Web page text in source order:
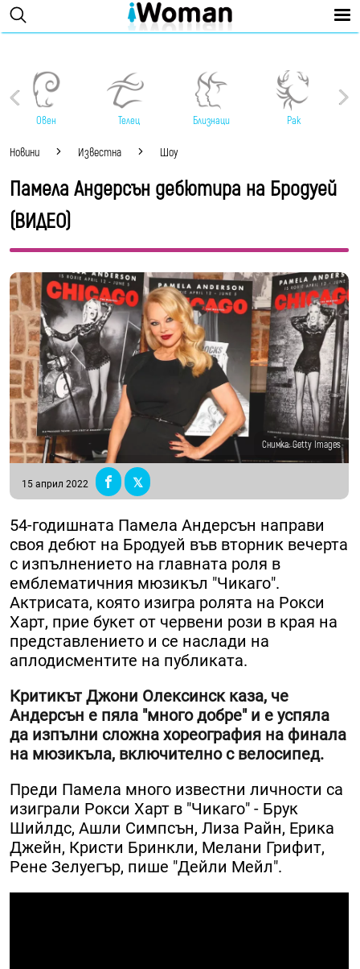
Овен Телец Близнаци Рак
Новини Известна Шоу
Памела Андерсън дебютира на Бродуей
(ВИДЕО)
Снимка: Getty Images
15 април 2022
54-годишната Памела Андерсън направи
своя дебют на Бродуей във вторник вечерта
с изпълнението на главната роля в
емблематичния мюзикъл "Чикаго".
Актрисата, която изигра ролята на Рокси
Харт, прие букет от червени рози в края на
представлението и се наслади на
аплодисментите на публиката.
Критикът Джони Олексинск каза, че
Андерсън е пяла "много добре" и е успяла
да изпълни сложна хореография на финала
на мюзикъла, включително с велосипед.
Преди Памела много известни личности са
изиграли Рокси Харт в "Чикаго" - Брук
Шийлдс, Ашли Симпсън, Лиза Райн, Ерика
Джейн, Кристи Бринкли, Мелани Грифит,
Рене Зелуегър, пише "Дейли Мейл".